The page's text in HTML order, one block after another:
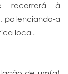
recorrerá à
potenciando-a
local.